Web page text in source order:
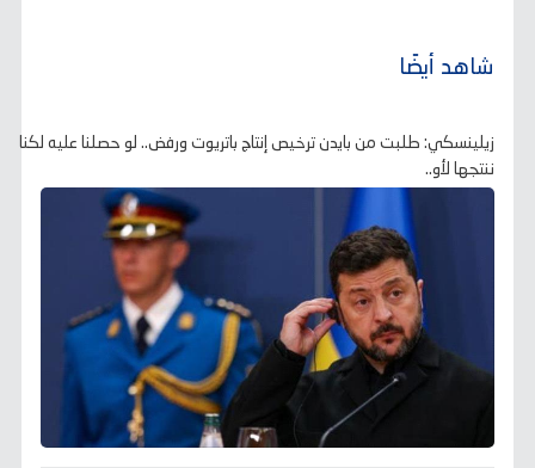
شاهد أيضًا
زيلينسكي: طلبت من بايدن ترخيص إنتاج باتريوت ورفض.. لو حصلنا عليه لكنا
ننتجها لأو..